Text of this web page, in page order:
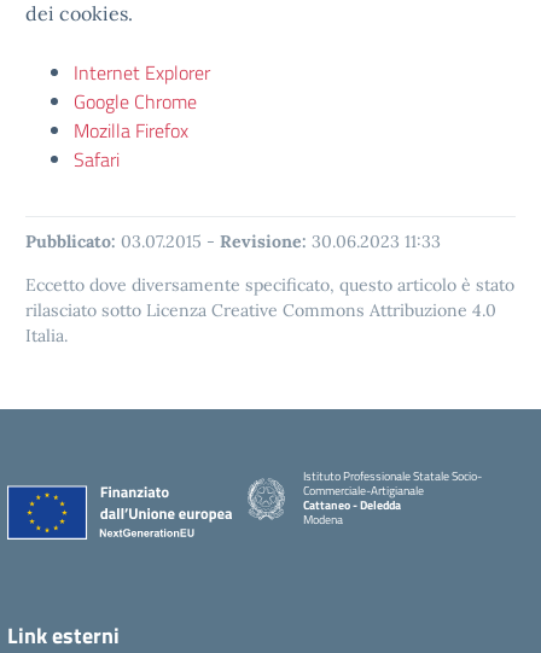
dei cookies.
Internet Explorer
Google Chrome
Mozilla Firefox
Safari
Pubblicato: 03.07.2015 - Revisione: 30.06.2023 11:33
Eccetto dove diversamente specificato, questo articolo è stato
rilasciato sotto Licenza Creative Commons Attribuzione 4.0
Italia.
Istituto Professionale Statale Socio-
Commerciale-Artigianale
Cattaneo - Deledda
Modena
Link esterni